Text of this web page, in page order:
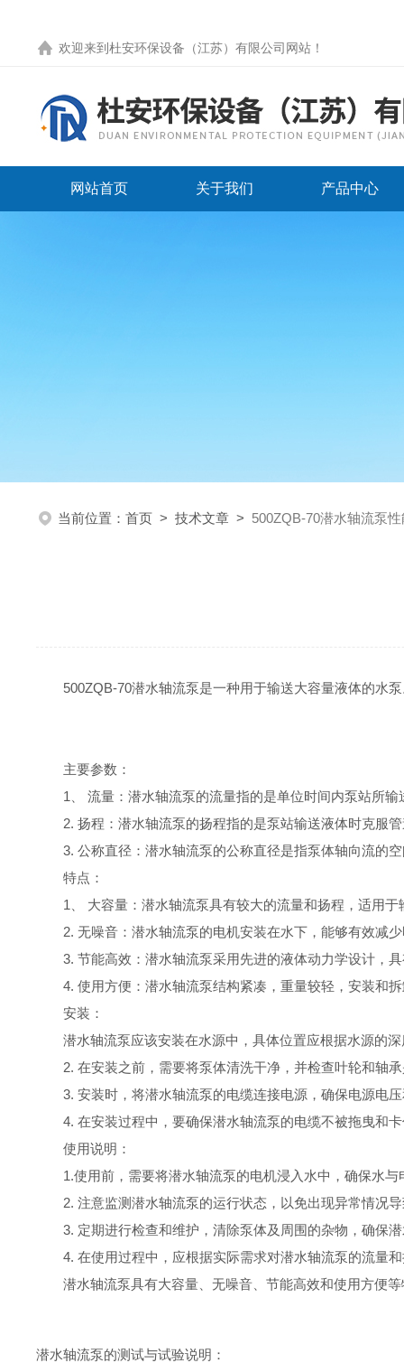
欢迎来到 杜安环保设备（江苏）有限公司网站 ！
网站首页 关于我们 产品中心
当前位置： 首页 > 技术文章 > 500ZQB-70潜水轴流泵
500ZQB-70潜水轴流泵是一种用于输送大容量液体的水
主要参数：
1
、 流量：潜水轴流泵的流量指的是单位时间内泵站所
2. 扬程：潜水轴流泵的扬程指的是泵站输送液体时克服
3. 公称直径：潜水轴流泵的公称直径是指泵体轴向流的
特点：
1
、 大容量：潜水轴流泵具有较大的流量和扬程，适用
2. 无噪音：潜水轴流泵的电机安装在水下，能够有效减
3. 节能高效：潜水轴流泵采用先进的液体动力学设计，
4. 使用方便：潜水轴流泵结构紧凑，重量较轻，安装和
安装：
潜水轴流泵应该安装在水源中，具体位置应根据水源的
2. 在安装之前，需要将泵体清洗干净，并检查叶轮和轴
3. 安装时，将潜水轴流泵的电缆连接电源，确保电源电
4. 在安装过程中，要确保潜水轴流泵的电缆不被拖曳和
使用说明：
1.使用前，需要将潜水轴流泵的电机浸入水中，确保水
2. 注意监测潜水轴流泵的运行状态，以免出现异常情况
3. 定期进行检查和维护，清除泵体及周围的杂物，确保
4. 在使用过程中，应根据实际需求对潜水轴流泵的流量
潜水轴流泵具有大容量、无噪音、节能高效和使用方便
潜水轴流泵的测试与试验说明：